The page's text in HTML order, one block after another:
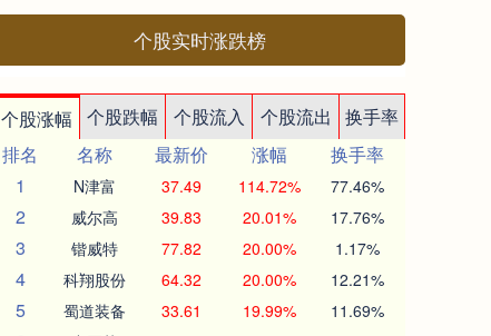
个股实时涨跌榜
个股涨幅 个股跌幅 个股流入 个股流出
换手率
排名
名称 最新价 涨幅
换手率
1
N津富 37.49 114.72% 77.46%
2 威尔高 39.83 20.01% 17.76%
3 锴威特 77.82 20.00% 1.17%
4 科翔股份 64.32 20.00% 12.21%
5 蜀道装备 33.61 19.99% 11.69%